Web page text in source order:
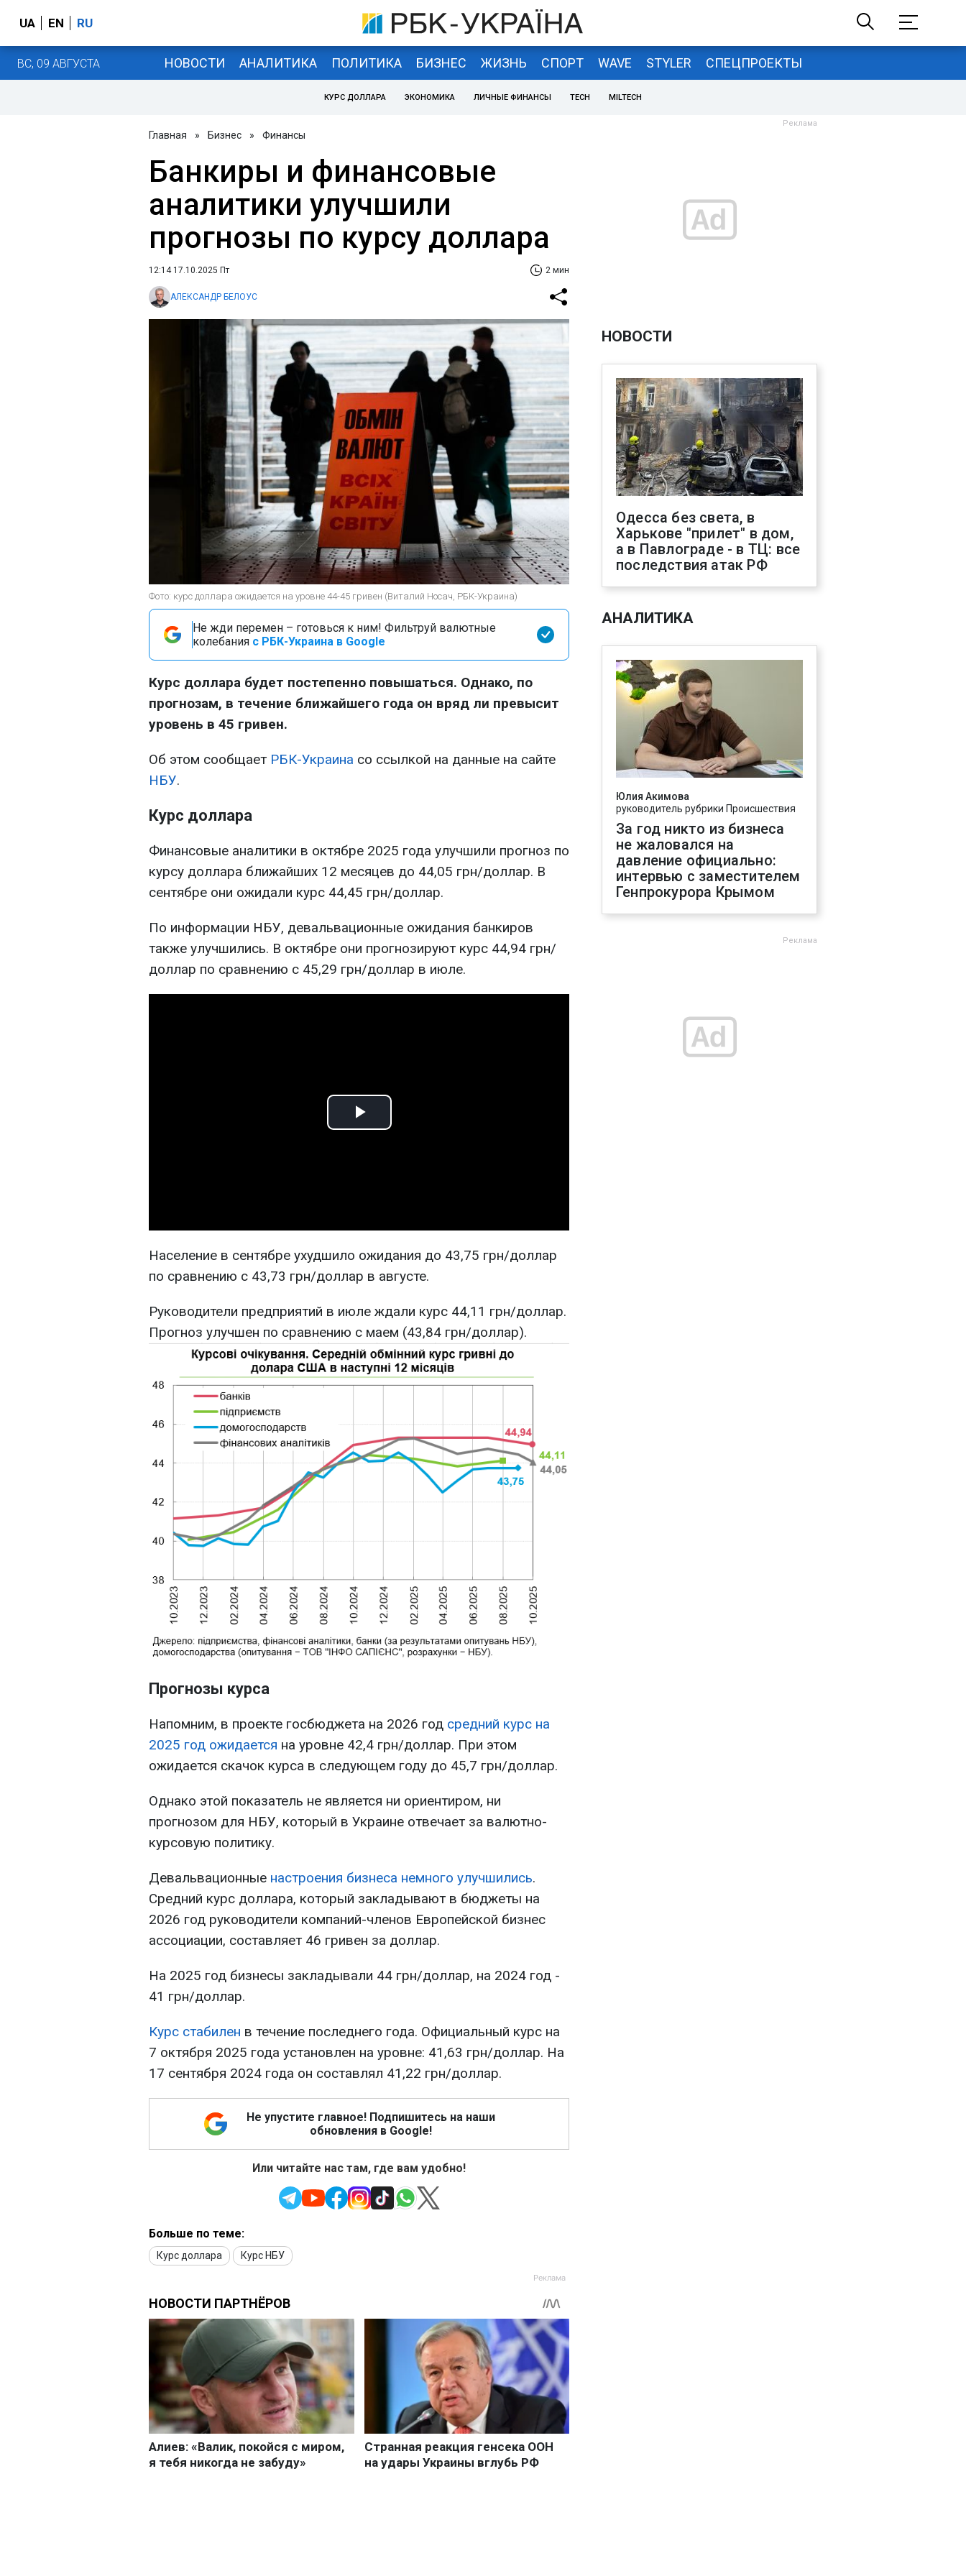
UA EN RU
ВС, 09 АВГУСТА НОВОСТИ АНАЛИТИКА ПОЛИТИКА БИЗНЕС ЖИЗНЬ СПОРТ WAVE STYLER СПЕЦПРОЕКТЫ
КУРС ДОЛЛАРА ЭКОНОМИКА ЛИЧНЫЕ ФИНАНСЫ TECH MILTECH
Главная » Бизнес » Финансы
Банкиры и финансовые
аналитики улучшили
прогнозы по курсу доллара
12:14 17.10.2025 Пт 2 мин
АЛЕКСАНДР БЕЛОУС
Фото: курс доллара ожидается на уровне 44-45 гривен (Виталий Носач, РБК-Украина)
Не жди перемен – готовься к ним! Фильтруй валютные
колебания с РБК-Украина в Google
Курс доллара будет постепенно повышаться. Однако, по
прогнозам, в течение ближайшего года он вряд ли превысит
уровень в 45 гривен.
Об этом сообщает РБК-Украина со ссылкой на данные на сайте
НБУ.
Курс доллара
Финансовые аналитики в октябре 2025 года улучшили прогноз по
курсу доллара ближайших 12 месяцев до 44,05 грн/доллар. В
сентябре они ожидали курс 44,45 грн/доллар.
По информации НБУ, девальвационные ожидания банкиров
также улучшились. В октябре они прогнозируют курс 44,94 грн/
доллар по сравнению с 45,29 грн/доллар в июле.
Play
Население в сентябре ухудшило ожидания до 43,75 грн/доллар
по сравнению с 43,73 грн/доллар в августе.
Руководители предприятий в июле ждали курс 44,11 грн/доллар.
Прогноз улучшен по сравнению с маем (43,84 грн/доллар).
Прогнозы курса
Напомним, в проекте госбюджета на 2026 год средний курс на
2025 год ожидается на уровне 42,4 грн/доллар. При этом
ожидается скачок курса в следующем году до 45,7 грн/доллар.
Однако этой показатель не является ни ориентиром, ни
прогнозом для НБУ, который в Украине отвечает за валютно-
курсовую политику.
Девальвационные настроения бизнеса немного улучшились.
Средний курс доллара, который закладывают в бюджеты на
2026 год руководители компаний-членов Европейской бизнес
ассоциации, составляет 46 гривен за доллар.
На 2025 год бизнесы закладывали 44 грн/доллар, на 2024 год -
41 грн/доллар.
Курс стабилен в течение последнего года. Официальный курс на
7 октября 2025 года установлен на уровне: 41,63 грн/доллар. На
17 сентября 2024 года он составлял 41,22 грн/доллар.
Не упустите главное! Подпишитесь на наши
обновления в Google!
Или читайте нас там, где вам удобно!
Больше по теме:
Курс доллара Курс НБУ
НОВОСТИ
Одесса без света, в
Харькове "прилет" в дом,
а в Павлограде - в ТЦ: все
последствия атак РФ
АНАЛИТИКА
Юлия Акимова
руководитель рубрики Происшествия
За год никто из бизнеса
не жаловался на
давление официально:
интервью с заместителем
Генпрокурора Крымом